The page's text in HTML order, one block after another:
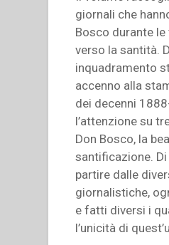
giornali che
Bosco durante
verso la santità.
inquadramento
accenno alla
dei decenni
l’attenzione su
Don Bosco, la
santificazione.
partire dalle
giornalistiche,
e fatti diversi i
l’unicità di